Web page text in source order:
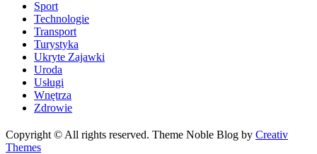
Sport
Technologie
Transport
Turystyka
Ukryte Zajawki
Uroda
Usługi
Wnętrza
Zdrowie
Copyright © All rights reserved. Theme Noble Blog by Creativ
Themes